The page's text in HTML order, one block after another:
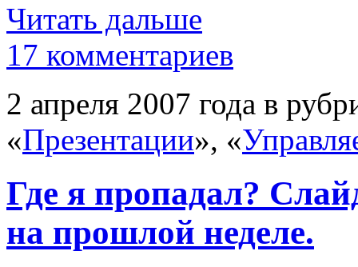
Читать дальше
17 комментариев
2 апреля 2007 года в
«Презентации», «
Где я пропадал?
на прошлой неделе.